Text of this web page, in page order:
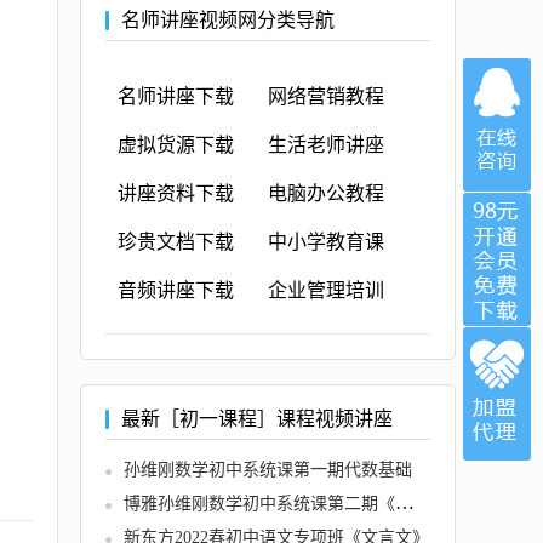
名师讲座视频网分类导航
名师讲座下载 网络营销教程
虚拟货源下载 生活老师讲座
讲座资料下载 电脑办公教程
珍贵文档下载 中小学教育课
音频讲座下载 企业管理培训
最新［初一课程］课程视频讲座
孙维刚数学初中系统课第一期代数基础
博雅孙维刚数学初中系统课第二期《代数二期》
新东方2022春初中语文专项班《文言文》